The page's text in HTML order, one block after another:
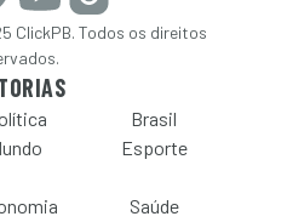
ClickPB. Todos os direitos
Brasil
Esporte
Saúde